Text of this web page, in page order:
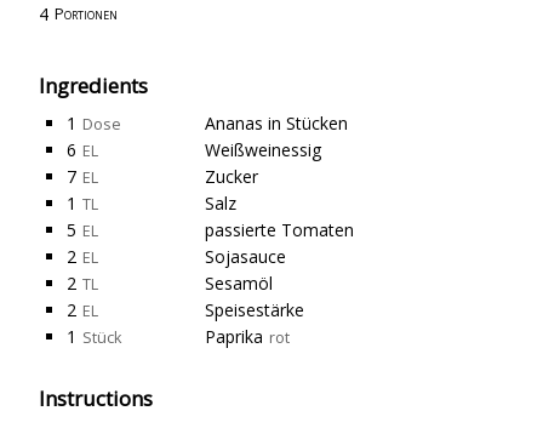
4 Portionen
Ingredients
1 Dose
Ananas in Stücken
6 EL
Weißweinessig
7 EL
Zucker
1 TL
Salz
5 EL
passierte Tomaten
2 EL
Sojasauce
2 TL
Sesamöl
2 EL
Speisestärke
1 Stück Paprika rot
Instructions